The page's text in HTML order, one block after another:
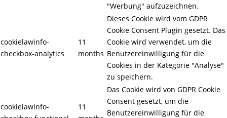
"Werbung" aufzuzeichnen.
cookielawinfo-
checkbox-analytics
11
months
Dieses Cookie wird vom GDPR
Cookie Consent Plugin gesetzt. Das
Cookie wird verwendet, um die
Benutzereinwilligung für die
Cookies in der Kategorie "Analyse"
zu speichern.
cookielawinfo-
11
Das Cookie wird von GDPR Cookie
Consent gesetzt, um die
Benutzereinwilligung für die